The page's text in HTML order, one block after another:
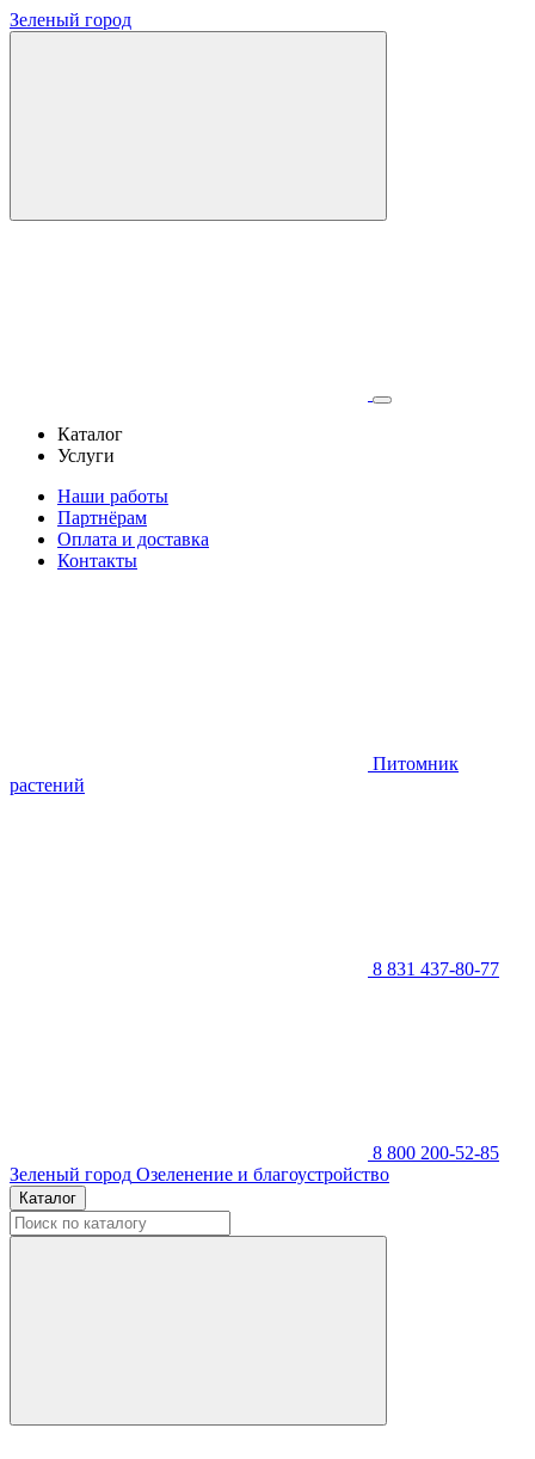
Зеленый город
Каталог
Услуги
Наши работы
Партнёрам
Оплата и доставка
Контакты
Питомник
растений
8 831 437-80-77
8 800 200-52-85
Зеленый город Озеленение и благоустройство
Каталог